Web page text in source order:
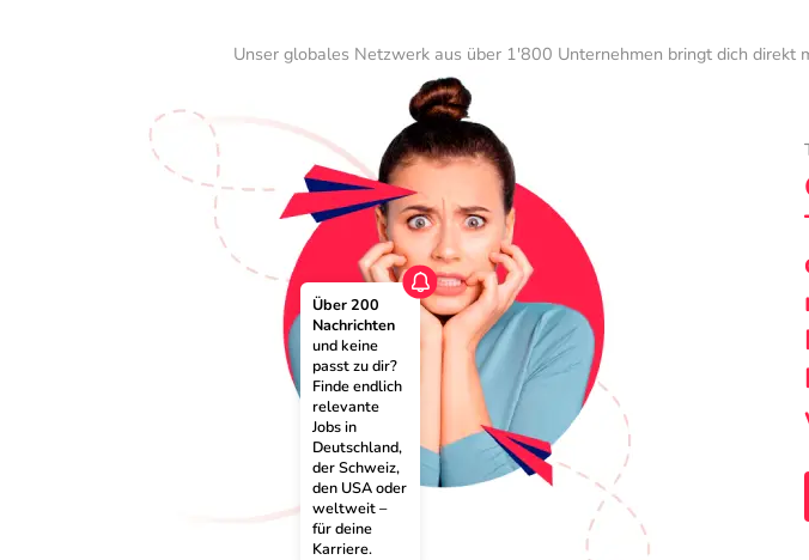
Unser globales Netzwerk aus über 1'800 Unternehmen bringt dich
Über 200
Nachrichten
und keine
passt zu dir?
Finde endlich
relevante
Jobs in
Deutschland,
der Schweiz,
den USA oder
weltweit –
für deine
Karriere.